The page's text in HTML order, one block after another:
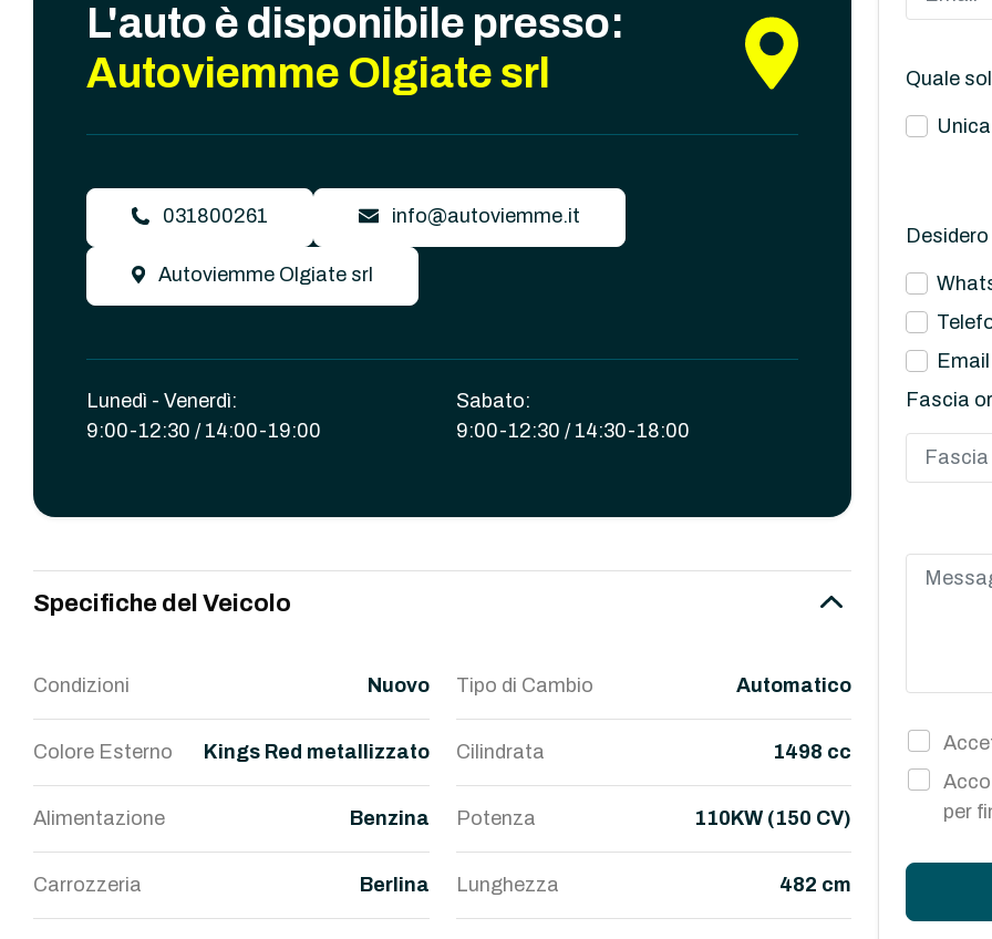
L'auto è disponibile presso:
Autoviemme Olgiate srl
031800261 info@autoviemme.it
Autoviemme Olgiate srl
Lunedì - Venerdì:
9:00-12:30 / 14:00-19:00
Sabato:
9:00-12:30 / 14:30-18:00
Specifiche del Veicolo
Condizioni Nuovo Tipo di Cambio Automatico
Colore Esterno Kings Red metallizzato Cilindrata 1498 cc
Alimentazione Benzina Potenza 110KW (150 CV)
Carrozzeria Berlina Lunghezza 482 cm
Quale
Email
Fascia
per